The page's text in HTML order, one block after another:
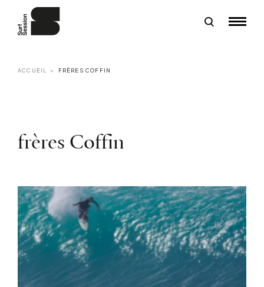
ACCUEIL FRÈRES COFFIN
frères Coffin